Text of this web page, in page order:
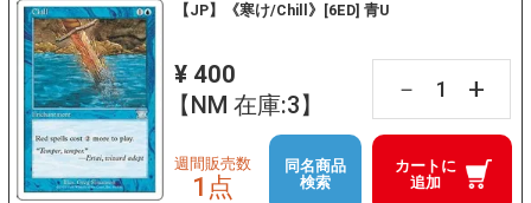
【JP】《寒け/Chill》[6ED] 青U
¥ 400
【NM 在庫:3】
－ +
カートに
追加
週間販売数
1点
同名商品
検索